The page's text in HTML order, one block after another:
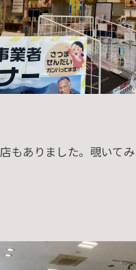
もありました。覗いて